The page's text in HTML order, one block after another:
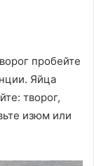
пробейте
Яйца
творог,
изюм или